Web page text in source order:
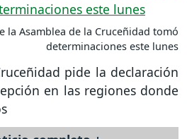
la Asamblea de la Cruceñidad tomó
determinaciones este lunes
pide la declaración
en las regiones donde